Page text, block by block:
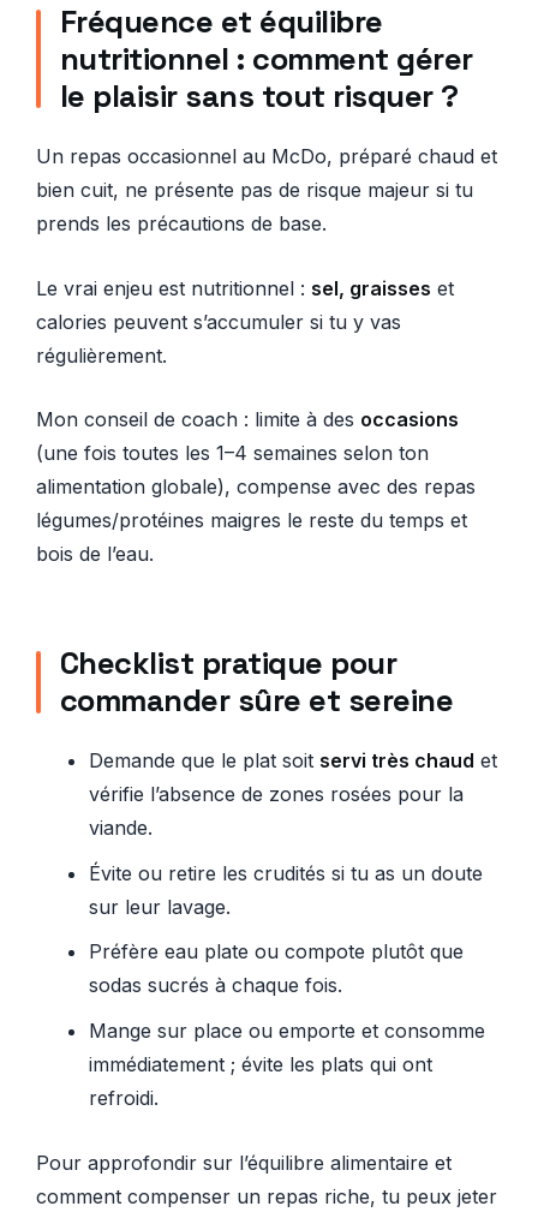
Fréquence et équilibre
nutritionnel : comment gérer
le plaisir sans tout risquer ?
Un repas occasionnel au McDo, préparé chaud et
bien cuit, ne présente pas de risque majeur si tu
prends les précautions de base.
Le vrai enjeu est nutritionnel : sel, graisses et
calories peuvent s’accumuler si tu y vas
régulièrement.
Mon conseil de coach : limite à des occasions
(une fois toutes les 1–4 semaines selon ton
alimentation globale), compense avec des repas
légumes/protéines maigres le reste du temps et
bois de l’eau.
Checklist pratique pour
commander sûre et sereine
Demande que le plat soit servi très chaud et
vérifie l’absence de zones rosées pour la
viande.
Évite ou retire les crudités si tu as un doute
sur leur lavage.
Préfère eau plate ou compote plutôt que
sodas sucrés à chaque fois.
Mange sur place ou emporte et consomme
immédiatement ; évite les plats qui ont
refroidi.
Pour approfondir sur l’équilibre alimentaire et
comment compenser un repas riche, tu peux jeter